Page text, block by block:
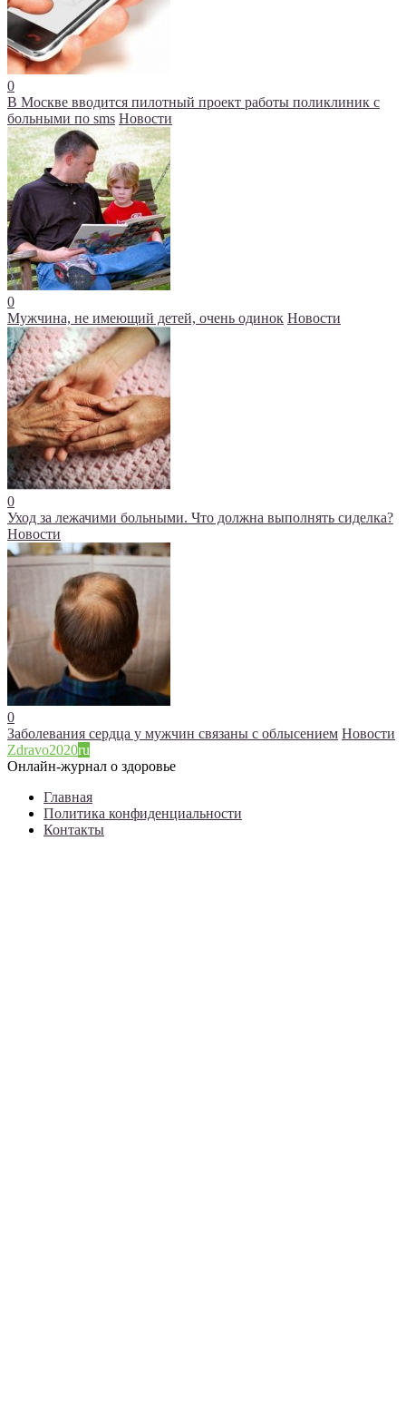
0
В Москве вводится пилотный проект работы поликлиник с
больными по sms Новости
0
Мужчина, не имеющий детей, очень одинок Новости
0
Уход за лежачими больными. Что должна выполнять сиделка?
Новости
0
Заболевания сердца у мужчин связаны с облысением Новости
Zdravo2020ru
Онлайн-журнал о здоровье
Главная
Политика конфиденциальности
Контакты